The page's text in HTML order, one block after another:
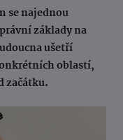
se najednou
základy na
ušetří
oblastí,
začátku.